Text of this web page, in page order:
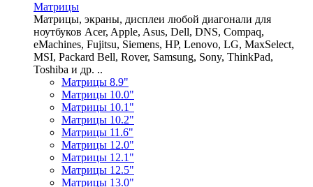
Матрицы
Матрицы, экраны, дисплеи любой диагонали для
ноутбуков Acer, Apple, Asus, Dell, DNS, Compaq,
eMachines, Fujitsu, Siemens, HP, Lenovo, LG, MaxSelect,
MSI, Packard Bell, Rover, Samsung, Sony, ThinkPad,
Toshiba и др. ..
Матрицы 8.9"
Матрицы 10.0"
Матрицы 10.1"
Матрицы 10.2"
Матрицы 11.6"
Матрицы 12.0"
Матрицы 12.1"
Матрицы 12.5"
Матрицы 13.0"